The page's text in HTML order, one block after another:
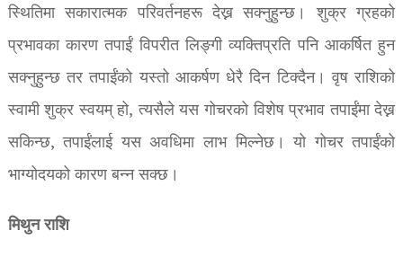
स्थितिमा सकारात्मक परिवर्तनहरू देख्न सक्नुहुन्छ। शुक्र ग्रहको
प्रभावका कारण तपाईं विपरीत लिङ्गी व्यक्तिप्रति पनि आकर्षित हुन
सक्नुहुन्छ तर तपाईंको यस्तो आकर्षण धेरै दिन टिक्दैन। वृष राशिको
स्वामी शुक्र स्वयम् हो, त्यसैले यस गोचरको विशेष प्रभाव तपाईंमा देख्न
सकिन्छ, तपाईंलाई यस अवधिमा लाभ मिल्नेछ। यो गोचर तपाईंको
भाग्योदयको कारण बन्न सक्छ।
मिथुन राशि